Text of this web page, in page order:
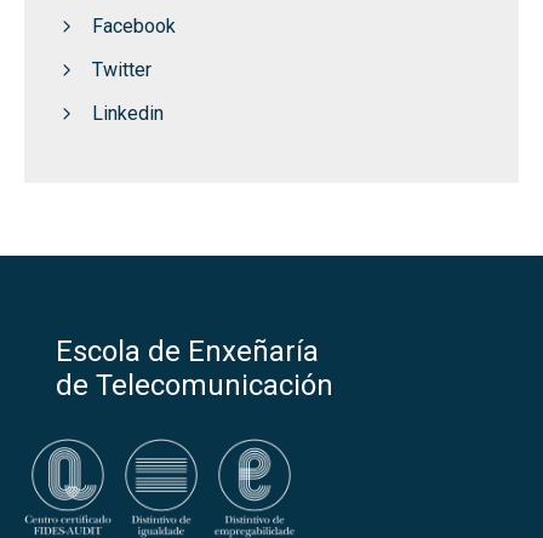
Facebook
Twitter
Linkedin
Escola de Enxeñaría
de Telecomunicación